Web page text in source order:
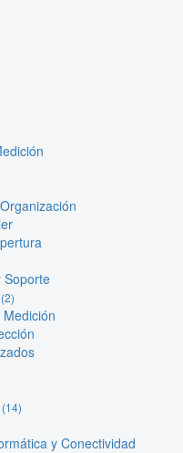
Soporte
(2)
(14)
y Conectividad